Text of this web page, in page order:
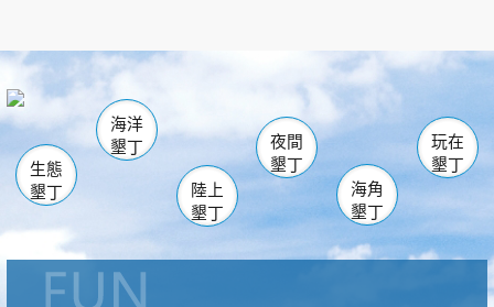
南仁湖
海生館
恆春 佳樂水
龍鑾潭自然中心 森林遊樂區
瓊麻館
關山 墾管處遊客中心
社頂公園 風吹沙
船帆石
白砂 龍磐公園
香蕉灣
砂島
鵝鑾鼻
生態
墾丁
海洋
墾丁
陸上
墾丁
夜間
墾丁
海角
墾丁
玩在
墾丁